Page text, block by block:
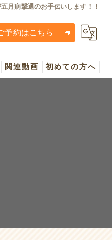
月病撃退のお手伝いします！！
予約はこちら
関連動画 初めての方へ